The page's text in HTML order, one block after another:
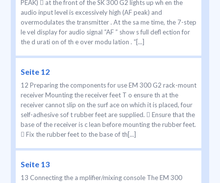
PEAK)  at the front of the SK 300 G2 lights up wh en the
audio input level is excessively high (AF peak) and
overmodulates the transmitter . At the sa me time, the 7-step
le vel display for audio signal “AF ” show s full defl ection for
the d urati on of th e over modu lation . “[...]
Seite 12
12 Preparing the components for use EM 300 G2 rack-mount
receiver Mounting the receiver feet T o ensure th at the
receiver cannot slip on the surf ace on which it is placed, four
self-adhesive sof t rubber feet are supplied.  Ensure that the
base of the receiver is c lean before mounting the rubber feet.
 Fix the rubber feet to the base of th[...]
Seite 13
13 Connecting the a mplifier/mixing console The EM 300